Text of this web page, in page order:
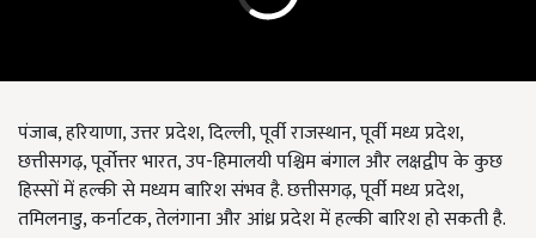
पंजाब, हरियाणा, उत्तर प्रदेश, दिल्ली, पूर्वी राजस्थान, पूर्वी मध्य प्रदेश,
छत्तीसगढ़, पूर्वोत्तर भारत, उप-हिमालयी पश्चिम बंगाल और लक्षद्वीप के कुछ
हिस्सों में हल्की से मध्यम बारिश संभव है. छत्तीसगढ़, पूर्वी मध्य प्रदेश,
तमिलनाडु, कर्नाटक, तेलंगाना और आंध्र प्रदेश में हल्की बारिश हो सकती है.